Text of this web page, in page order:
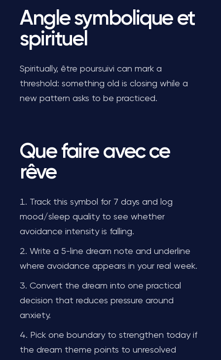
Angle symbolique et
spirituel
Spiritually, être poursuivi can mark a
threshold: something old is closing while a
new pattern asks to be practiced.
Que faire avec ce
rêve
Track this symbol for 7 days and log
mood/sleep quality to see whether
avoidance intensity is falling.
Write a 5-line dream note and underline
where avoidance appears in your real week.
Convert the dream into one practical
decision that reduces pressure around
anxiety.
Pick one boundary to strengthen today if
the dream theme points to unresolved